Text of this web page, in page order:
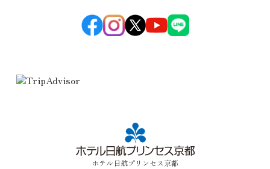
ホテル日航プリンセス京都